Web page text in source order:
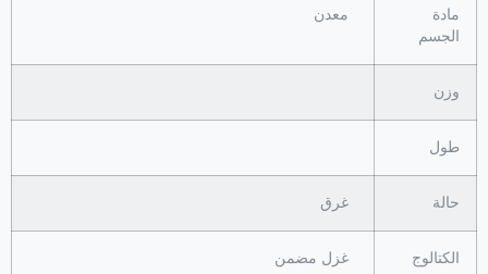
مادة
الجسم
معدن
وزن
طول
حالة غرق
الكتالوج غزل مضمن